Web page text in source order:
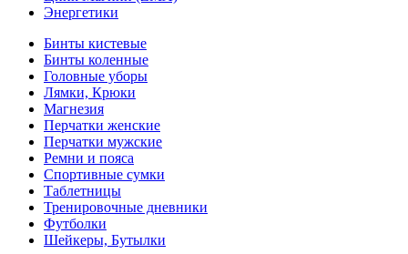
Энергетики
Бинты кистевые
Бинты коленные
Головные уборы
Лямки, Крюки
Магнезия
Перчатки женские
Перчатки мужские
Ремни и пояса
Спортивные сумки
Таблетницы
Тренировочные дневники
Футболки
Шейкеры, Бутылки